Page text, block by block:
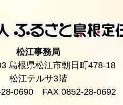
松江事務局
島根県松江市朝日町478-18
松江テルサ3階
28-0690 FAX 0852-28-0692